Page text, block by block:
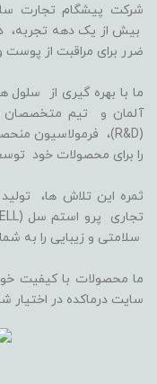
شرکت پیشگام تجارت
بیش از یک دهه تجربه،
ضرر برای مراقبت از
آلمان و تیم متخصصان
را برای محصولات خود
ثمره این تلاش ها،
تجاری پرو استم سل (PRO STEM CELL) و
سلامتی و زیبایی را به
ما محصولات با کیفیت
سایت درماکده در اختیار